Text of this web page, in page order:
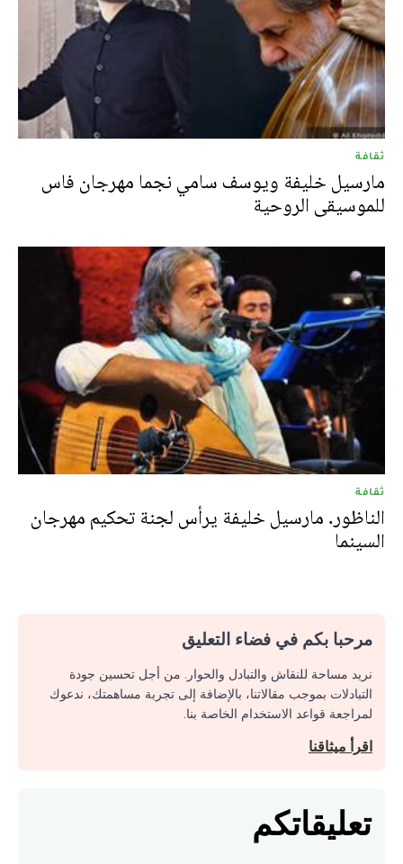
ثقافة
مارسيل خليفة ويوسف سامي نجما مهرجان فاس
للموسيقى الروحية
ثقافة
الناظور. مارسيل خليفة يرأس لجنة تحكيم مهرجان
السينما
مرحبا بكم في فضاء التعليق
نريد مساحة للنقاش والتبادل والحوار. من أجل تحسين جودة
التبادلات بموجب مقالاتنا، بالإضافة إلى تجربة مساهمتك، ندعوك
لمراجعة قواعد الاستخدام الخاصة بنا.
اقرأ ميثاقنا
تعليقاتكم